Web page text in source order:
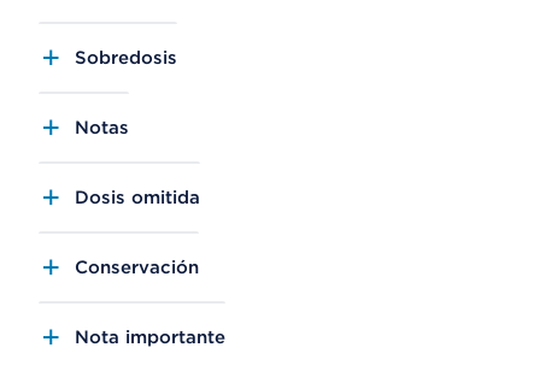
Sobredosis
Notas
Dosis omitida
Conservación
Nota importante